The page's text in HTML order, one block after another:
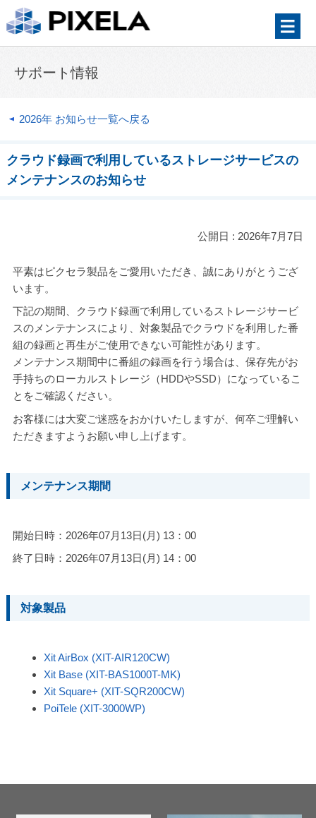
サポート情報
2026年 お知らせ一覧へ戻る
クラウド録画で利用しているストレージサービスの
メンテナンスのお知らせ
公開日 : 2026年7月7日
平素はピクセラ製品をご愛用いただき、誠にありがとうござ
います。
下記の期間、クラウド録画で利用しているストレージサービ
スのメンテナンスにより、対象製品でクラウドを利用した番
組の録画と再生がご使用できない可能性があります。
メンテナンス期間中に番組の録画を行う場合は、保存先がお
手持ちのローカルストレージ（HDDやSSD）になっているこ
とをご確認ください。
お客様には大変ご迷惑をおかけいたしますが、何卒ご理解い
ただきますようお願い申し上げます。
メンテナンス期間
開始日時：2026年07月13日(月) 13：00
終了日時：2026年07月13日(月) 14：00
対象製品
Xit AirBox (XIT-AIR120CW)
Xit Base (XIT-BAS1000T-MK)
Xit Square+ (XIT-SQR200CW)
PoiTele (XIT-3000WP)